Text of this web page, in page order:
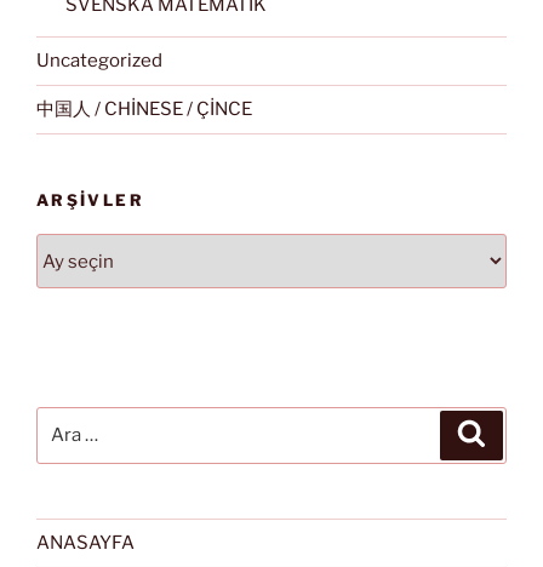
SVENSKA MATEMATIK
Uncategorized
中国人 / CHİNESE / ÇİNCE
ARŞIVLER
ANASAYFA